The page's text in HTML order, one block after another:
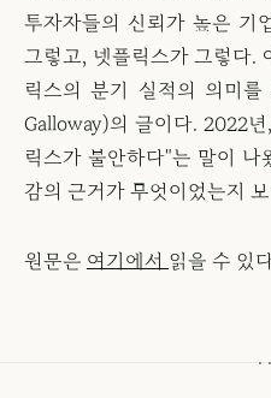
투자자들의 신뢰가 높은 기
그렇고, 넷플릭스가 그렇다.
릭스의 분기 실적의 의미
Galloway)의 글이다. 2022
릭스가 불안하다"는 말이 나
감의 근거가 무엇이었는지 보
원문은 여기에서 읽을 수 있